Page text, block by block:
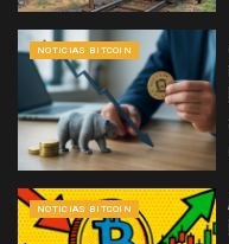
NOTICIAS BITCOIN
NOTICIAS BITCOIN